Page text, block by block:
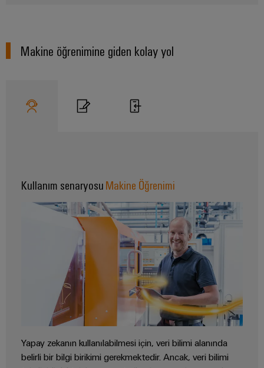
Makine öğrenimine giden kolay yol
Kullanım senaryosuMakine Öğrenimi
Yapay zekanın kullanılabilmesi için, veri bilimi alanında
belirli bir bilgi birikimi gerekmektedir. Ancak, veri bilimi